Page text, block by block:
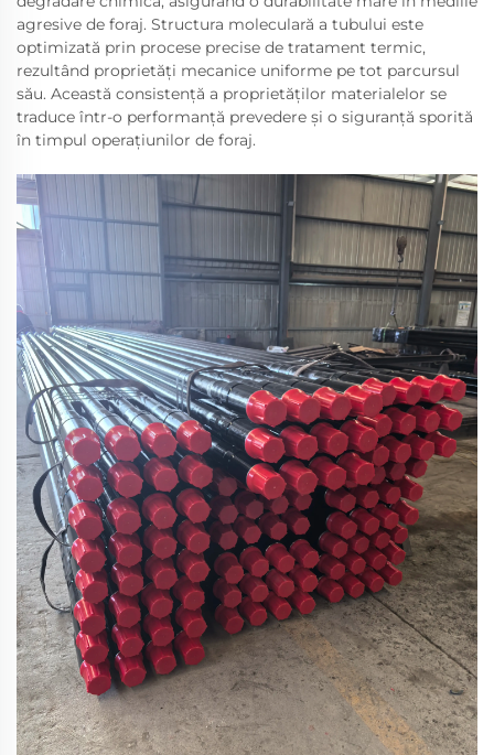
agresive de foraj. Structura moleculară a tubului este
optimizată prin procese precise de tratament termic,
rezultând proprietăți mecanice uniforme pe tot parcursul
său. Această consistență a proprietăților materialelor se
traduce într-o performanță prevedere și o siguranță sporită
în timpul operațiunilor de foraj.